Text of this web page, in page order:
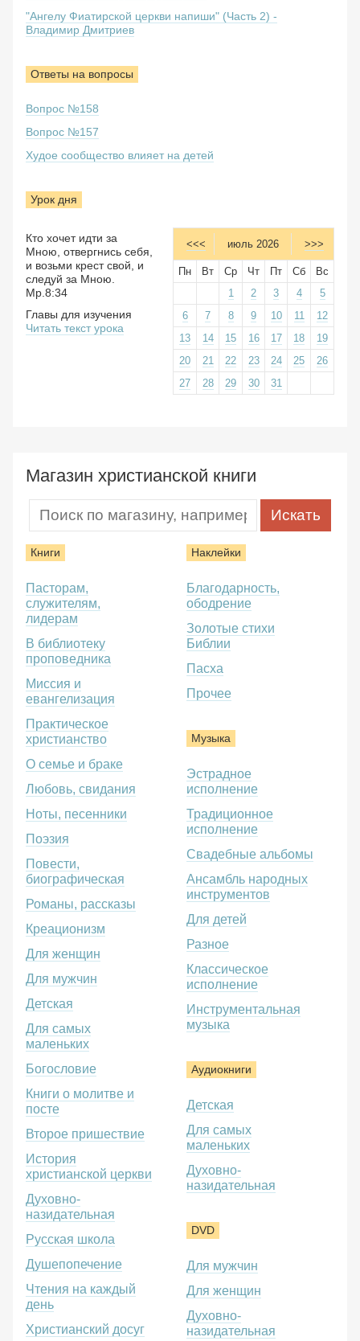
"Ангелу Фиатирской церкви напиши" (Часть 2) -
Владимир Дмитриев
Ответы на вопросы
Вопрос №158
Вопрос №157
Худое сообщество влияет на детей
Урок дня
<<< июль 2026 >>>
Пн Вт Ср Чт Пт Сб
Вс
1
2 3 4
5
6
7 8 9 10 11
12
13
14 15 16 17 18
19
20
21 22 23 24 25
26
27
28 29 30 31
Кто хочет идти за
Мною, отвергнись себя,
и возьми крест свой, и
следуй за Мною.
Мр.8:34
Главы для изучения
Читать текст урока
Магазин христианской книги
Книги
Пасторам,
служителям,
лидерам
В библиотеку
проповедника
Миссия и
евангелизация
Практическое
христианство
О семье и браке
Любовь, свидания
Ноты, песенники
Поэзия
Повести,
биографическая
Романы, рассказы
Креационизм
Для женщин
Для мужчин
Детская
Для самых
маленьких
Богословие
Книги о молитве и
посте
Второе пришествие
История
христианской церкви
Духовно-
назидательная
Русская школа
Душепопечение
Чтения на каждый
день
Христианский досуг
Наклейки
Благодарность,
ободрение
Золотые стихи
Библии
Пасха
Прочее
Музыка
Эстрадное
исполнение
Традиционное
исполнение
Свадебные альбомы
Ансамбль народных
инструментов
Для детей
Разное
Классическое
исполнение
Инструментальная
музыка
Аудиокниги
Детская
Для самых
маленьких
Духовно-
назидательная
DVD
Для мужчин
Для женщин
Духовно-
назидательная